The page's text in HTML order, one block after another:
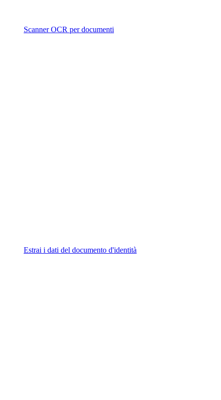
Scanner OCR per documenti
Estrai i dati del documento d'identità